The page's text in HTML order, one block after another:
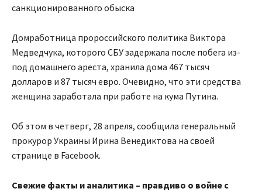
санкционированного обыска
Домработница пророссийского политика Виктора
Медведчука, которого СБУ задержала после побега из-
под домашнего ареста, хранила дома 467 тысяч
долларов и 87 тысяч евро. Очевидно, что эти средства
женщина заработала при работе на кума Путина.
Об этом в четверг, 28 апреля, сообщила генеральный
прокурор Украины Ирина Венедиктова на своей
странице в Facebook.
Свежие факты и аналитика – правдиво о войне с